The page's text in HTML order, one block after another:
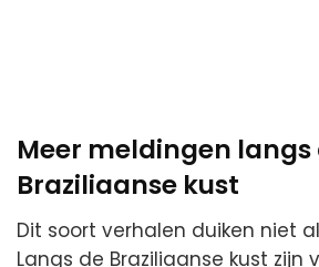
Meer meldingen langs
Braziliaanse kust
Dit soort verhalen duiken niet
Langs de Braziliaanse kust zijn